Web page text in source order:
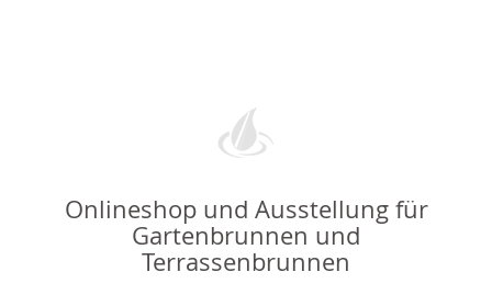
Onlineshop und Ausstellung für
Gartenbrunnen und
Terrassenbrunnen